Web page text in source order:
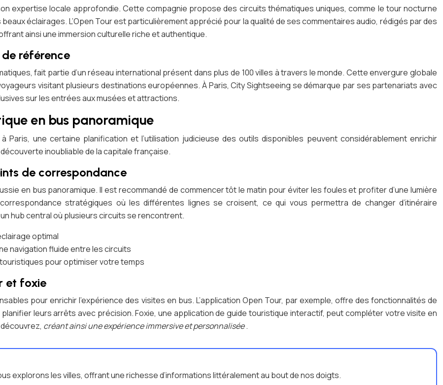
expertise locale approfondie. Cette compagnie propose des circuits thématiques uniques, comme le tour nocturne
beaux éclairages. L’Open Tour est particulièrement apprécié pour la qualité de ses commentaires audio, rédigés par des
ainsi une immersion culturelle riche et authentique.
référence
fait partie d’un réseau international présent dans plus de 100 villes à travers le monde. Cette envergure globale
visitant plusieurs destinations européennes. À Paris, City Sightseeing se démarque par ses partenariats avec
sur les entrées aux musées et attractions.
en bus panoramique
Paris, une certaine planification et l’utilisation judicieuse des outils disponibles peuvent considérablement enrichir
inoubliable de la capitale française.
de correspondance
en bus panoramique. Il est recommandé de commencer tôt le matin pour éviter les foules et profiter d’une lumière
stratégiques où les différentes lignes se croisent, ce qui vous permettra de changer d’itinéraire
hub central où plusieurs circuits se rencontrent.
optimal
navigation fluide entre les circuits
pour optimiser votre temps
et foxie
pour enrichir l’expérience des visites en bus. L’application Open Tour, par exemple, offre des fonctionnalités de
leurs arrêts avec précision. Foxie, une application de guide touristique interactif, peut compléter votre visite en
créant ainsi une expérience immersive et personnalisée.
explorons les villes, offrant une richesse d’informations littéralement au bout de nos doigts.